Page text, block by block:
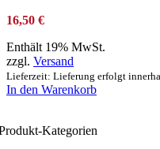
16,50 €
Enthält 19% MwSt.
zzgl. Versand
Lieferzeit: Lieferung erfolgt
In den Warenkorb
Kategorien